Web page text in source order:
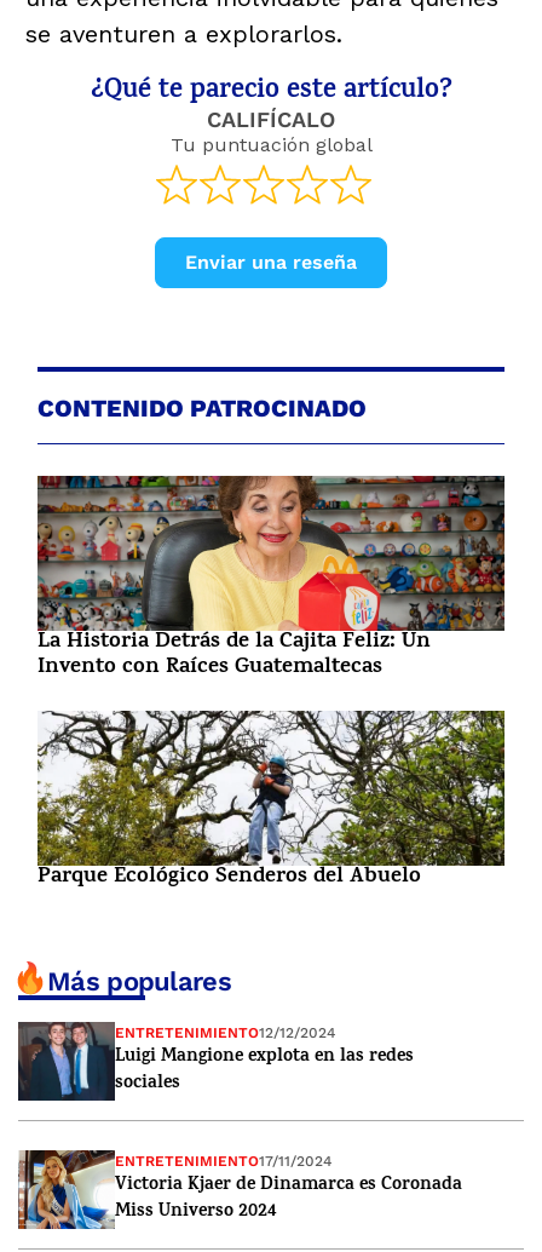
se aventuren a explorarlos.
¿Qué te parecio este artículo?
CALIFÍCALO
Tu puntuación global
Enviar una reseña
CONTENIDO PATROCINADO
La Historia Detrás de la Cajita Feliz: Un
Invento con Raíces Guatemaltecas
Parque Ecológico Senderos del Abuelo
Más populares
ENTRETENIMIENTO12/12/2024
Luigi Mangione explota en las redes
sociales
ENTRETENIMIENTO17/11/2024
Victoria Kjaer de Dinamarca es Coronada
Miss Universo 2024